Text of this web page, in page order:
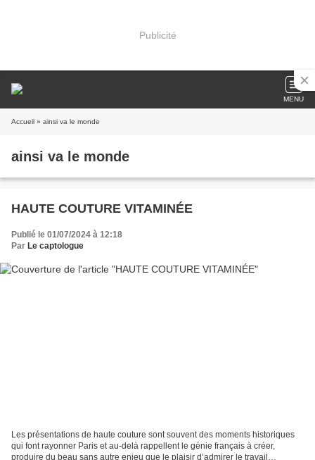
Publicité
MENU
Accueil » ainsi va le monde
ainsi va le monde
HAUTE COUTURE VITAMINÉE
Publié le 01/07/2024 à 12:18
Par Le captologue
Les présentations de haute couture sont souvent des moments historiques
qui font rayonner Paris et au-delà rappellent le génie français à créer,
produire du beau sans autre enjeu que le plaisir d’admirer le travail